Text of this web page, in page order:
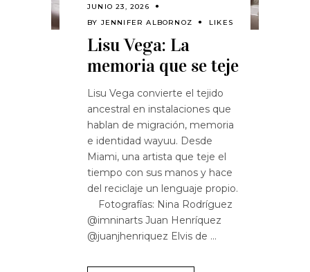
JUNIO 23, 2026
BY JENNIFER ALBORNOZ LIKES
Lisu Vega: La
memoria que se teje
Lisu Vega convierte el tejido
ancestral en instalaciones que
hablan de migración, memoria
e identidad wayuu. Desde
Miami, una artista que teje el
tiempo con sus manos y hace
del reciclaje un lenguaje propio.
Fotografías: Nina Rodríguez
@imninarts Juan Henríquez
@juanjhenriquez Elvis de